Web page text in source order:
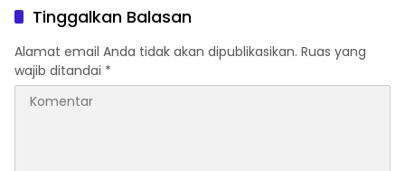
Tinggalkan Balasan
Alamat email Anda tidak akan dipublikasikan. Ruas yang
wajib ditandai *